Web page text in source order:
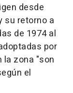
desde
su retorno a
de 1974 al
por
la zona "son
el